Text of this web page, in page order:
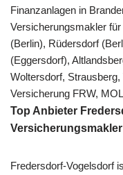
Finanzanlagen in
Versicherungsmakler
(Berlin), Rüdersdorf
(Eggersdorf),
Woltersdorf,
Versicherung FRW,
Top Anbieter
Fredersdorf-Vogelsdorf